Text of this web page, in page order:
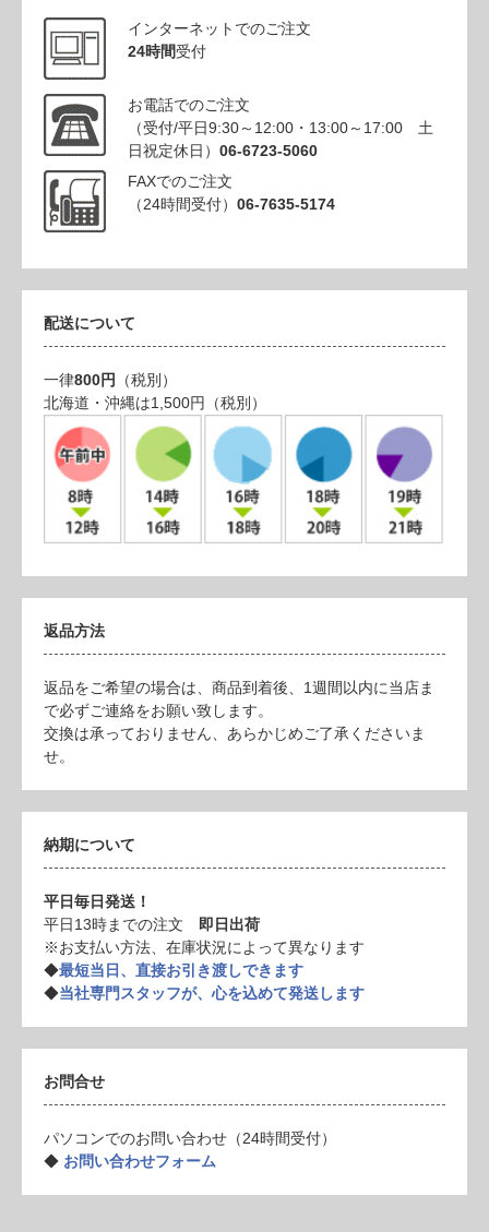
インターネットでのご注文
24時間受付
お電話でのご注文
（受付/平日9:30～12:00・13:00～17:00 土
日祝定休日） 06-6723-5060
FAXでのご注文
（24時間受付） 06-7635-5174
配送について
一律800円 （税別）
北海道・沖縄は1,500円（税別）
返品方法
返品をご希望の場合は、商品到着後、1週間以内に当店ま
で必ずご連絡をお願い致します。
交換は承っておりません、あらかじめご了承くださいま
せ。
納期について
平日毎日発送！
平日13時までの注文 即日出荷
※お支払い方法、在庫状況によって異なります
◆最短当日、直接お引き渡しできます
◆当社専門スタッフが、心を込めて発送します
お問合せ
パソコンでのお問い合わせ（24時間受付）
◆ お問い合わせフォーム